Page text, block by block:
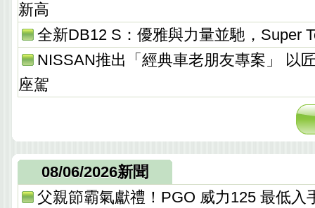
新高
全新DB12 S：優雅與力量並馳，Super
NISSAN推出「經典車老朋友專案」 以
座駕
08/06/2026新聞
父親節霸氣獻禮！PGO 威力125 最低入